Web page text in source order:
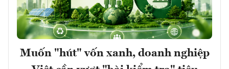
Muốn "hút" vốn xanh, doanh nghiệp